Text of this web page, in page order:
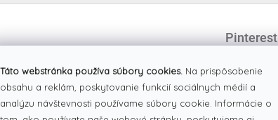
Táto webstránka používa súbory cookies. Na prispôsobenie
obsahu a reklám, poskytovanie funkcií sociálnych médií a
analýzu návštevnosti používame súbory cookie. Informácie o
Pinterest